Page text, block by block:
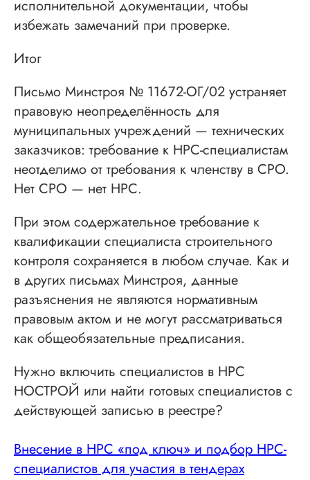
исполнительной документации, чтобы
избежать замечаний при проверке.
Итог
Письмо Минстроя № 11672-ОГ/02 устраняет
правовую неопределённость для
муниципальных учреждений — технических
заказчиков: требование к НРС-специалистам
неотделимо от требования к членству в СРО.
Нет СРО — нет НРС.
При этом содержательное требование к
квалификации специалиста строительного
контроля сохраняется в любом случае. Как и
в других письмах Минстроя, данные
разъяснения не являются нормативным
правовым актом и не могут рассматриваться
как общеобязательные предписания.
Нужно включить специалистов в НРС
НОСТРОЙ или найти готовых специалистов с
действующей записью в реестре?
Внесение в НРС «под ключ» и подбор НРС-
специалистов для участия в тендерах